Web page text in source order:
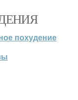
похудение